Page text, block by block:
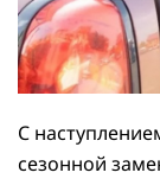
С
сезонной